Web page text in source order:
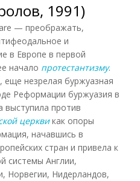
1991)
— преображать,
и
в Европе в первой
начало протестантизму.
незрелая буржуазная
Реформации буржуазия в
выступила против
церквикак опоры
начавшись в
стран и привела к
системы Англии,
Норвегии, Нидерландов,